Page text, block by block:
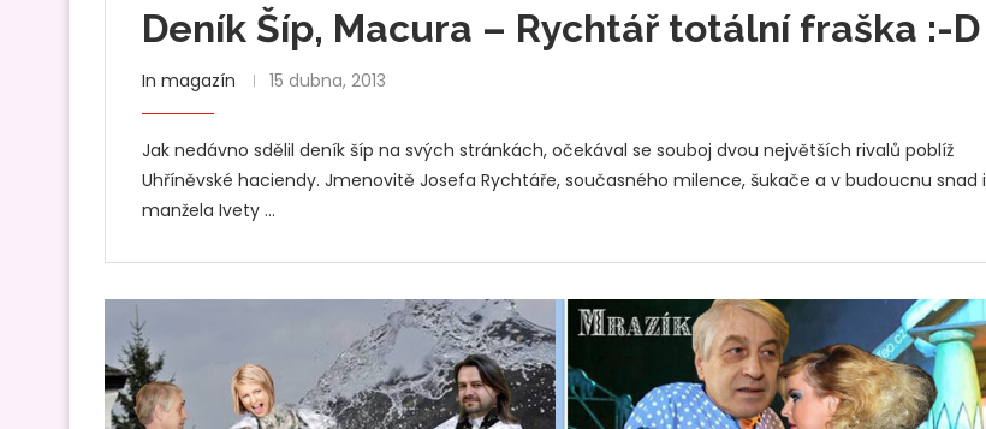
Deník Šíp, Macura – Rychtář totální fraška :-D
In magazín 15 dubna, 2013
Jak nedávno sdělil deník šíp na svých stránkách, očekával se souboj dvou největších rivalů poblíž
Uhříněvské haciendy. Jmenovitě Josefa Rychtáře, současného milence, šukače a v budoucnu snad i
manžela Ivety …